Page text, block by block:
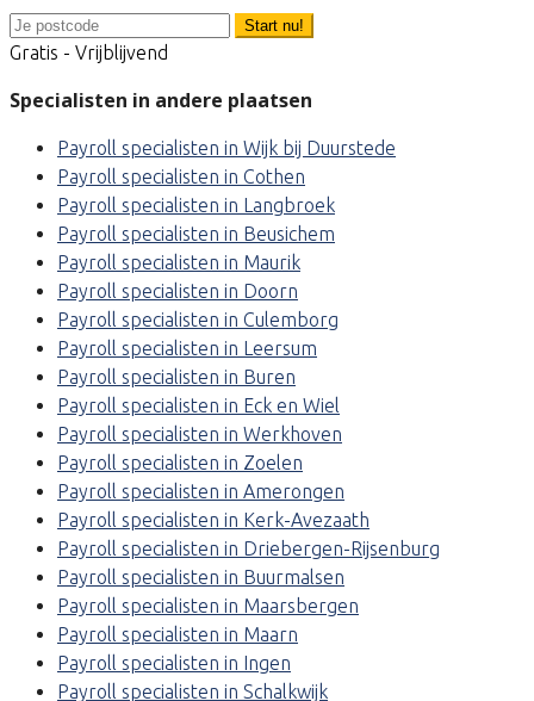
Start nu!
Gratis - Vrijblijvend
Specialisten in andere plaatsen
Payroll specialisten in Wijk bij Duurstede
Payroll specialisten in Cothen
Payroll specialisten in Langbroek
Payroll specialisten in Beusichem
Payroll specialisten in Maurik
Payroll specialisten in Doorn
Payroll specialisten in Culemborg
Payroll specialisten in Leersum
Payroll specialisten in Buren
Payroll specialisten in Eck en Wiel
Payroll specialisten in Werkhoven
Payroll specialisten in Zoelen
Payroll specialisten in Amerongen
Payroll specialisten in Kerk-Avezaath
Payroll specialisten in Driebergen-Rijsenburg
Payroll specialisten in Buurmalsen
Payroll specialisten in Maarsbergen
Payroll specialisten in Maarn
Payroll specialisten in Ingen
Payroll specialisten in Schalkwijk